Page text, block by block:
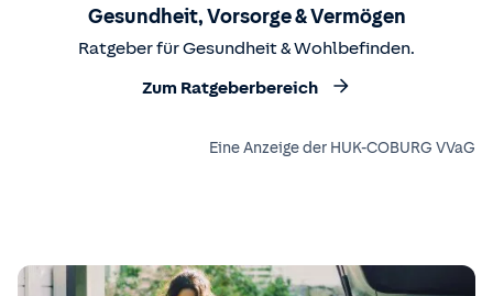
Gesundheit, Vorsorge & Vermögen
Ratgeber für Gesundheit & Wohlbefinden.
Zum Ratgeberbereich
Eine Anzeige der HUK-COBURG VVaG